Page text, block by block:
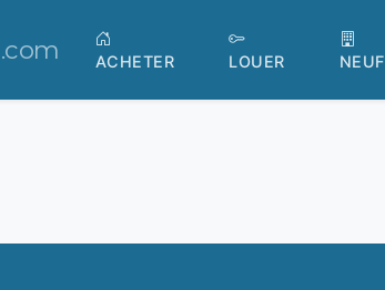
.com ACHETER LOUER NEUF